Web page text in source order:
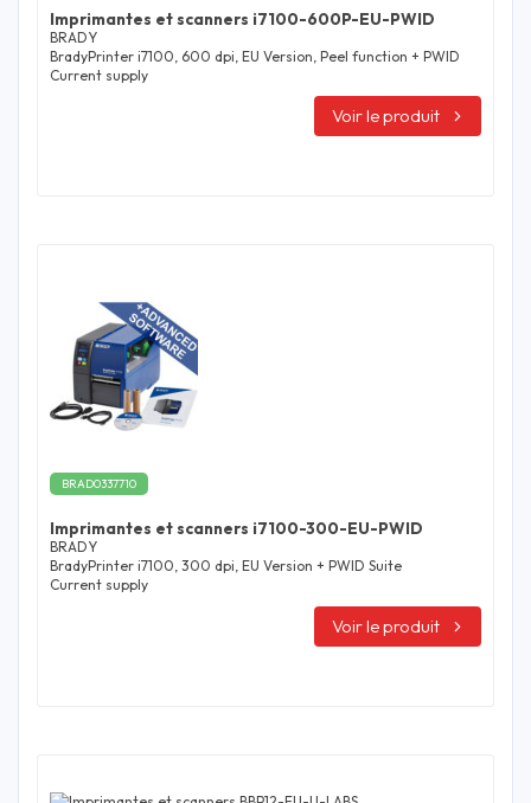
Imprimantes et scanners i7100-600P-EU-PWID
BRADY
BradyPrinter i7100, 600 dpi, EU Version, Peel function + PWID
Current supply
Voir le produit
BRAD0337710
Imprimantes et scanners i7100-300-EU-PWID
BRADY
BradyPrinter i7100, 300 dpi, EU Version + PWID Suite
Current supply
Voir le produit